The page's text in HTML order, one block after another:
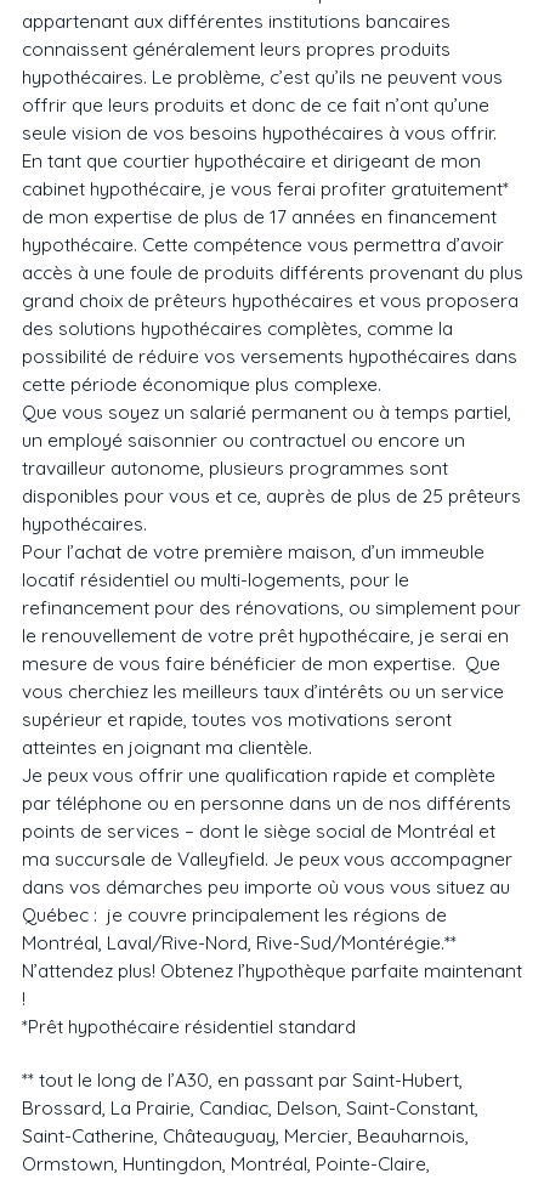
appartenant aux différentes institutions bancaires
connaissent généralement leurs propres produits
hypothécaires. Le problème, c’est qu’ils ne peuvent vous
offrir que leurs produits et donc de ce fait n’ont qu’une
seule vision de vos besoins hypothécaires à vous offrir.
En tant que courtier hypothécaire et dirigeant de mon
cabinet hypothécaire, je vous ferai profiter gratuitement*
de mon expertise de plus de 17 années en financement
hypothécaire. Cette compétence vous permettra d’avoir
accès à une foule de produits différents provenant du plus
grand choix de prêteurs hypothécaires et vous proposera
des solutions hypothécaires complètes, comme la
possibilité de réduire vos versements hypothécaires dans
cette période économique plus complexe.
Que vous soyez un salarié permanent ou à temps partiel,
un employé saisonnier ou contractuel ou encore un
travailleur autonome, plusieurs programmes sont
disponibles pour vous et ce, auprès de plus de 25 prêteurs
hypothécaires.
Pour l’achat de votre première maison, d’un immeuble
locatif résidentiel ou multi-logements, pour le
refinancement pour des rénovations, ou simplement pour
le renouvellement de votre prêt hypothécaire, je serai en
mesure de vous faire bénéficier de mon expertise. Que
vous cherchiez les meilleurs taux d’intérêts ou un service
supérieur et rapide, toutes vos motivations seront
atteintes en joignant ma clientèle.
Je peux vous offrir une qualification rapide et complète
par téléphone ou en personne dans un de nos différents
points de services – dont le siège social de Montréal et
ma succursale de Valleyfield. Je peux vous accompagner
dans vos démarches peu importe où vous vous situez au
Québec : je couvre principalement les régions de
Montréal, Laval/Rive-Nord, Rive-Sud/Montérégie.**
N’attendez plus! Obtenez l’hypothèque parfaite maintenant
!
*Prêt hypothécaire résidentiel standard
** tout le long de l’A30, en passant par Saint-Hubert,
Brossard, La Prairie, Candiac, Delson, Saint-Constant,
Saint-Catherine, Châteauguay, Mercier, Beauharnois,
Ormstown, Huntingdon, Montréal, Pointe-Claire,